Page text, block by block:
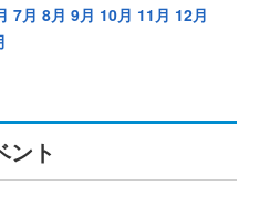
7月 8月 9月 10月 11月 12月
ント